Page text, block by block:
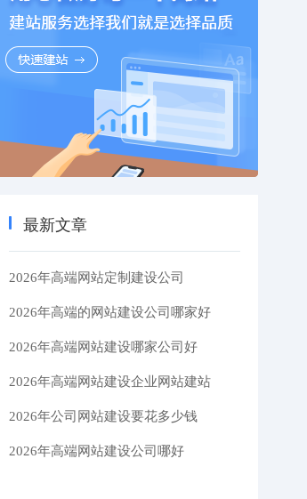
最新文章
2026年高端网站定制建设公司
2026年高端的网站建设公司哪家好
2026年高端网站建设哪家公司好
2026年高端网站建设企业网站建站
2026年公司网站建设要花多少钱
2026年高端网站建设公司哪好